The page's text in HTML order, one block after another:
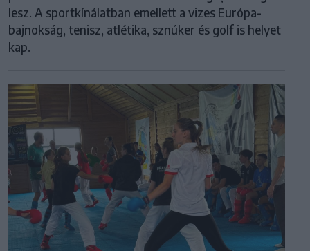
lesz. A sportkínálatban emellett a vizes Európa-
bajnokság, tenisz, atlétika, sznúker és golf is helyet
kap.